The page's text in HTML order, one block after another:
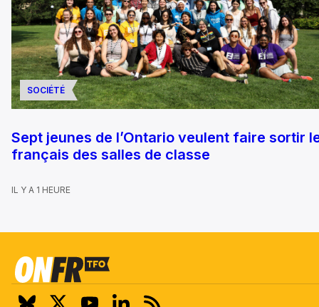
SOCIÉTÉ
Sept jeunes de l’Ontario veulent faire sortir
français des salles de classe
IL Y A 1 HEURE